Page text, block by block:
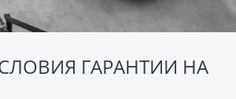
ГАРАНТИИ НА